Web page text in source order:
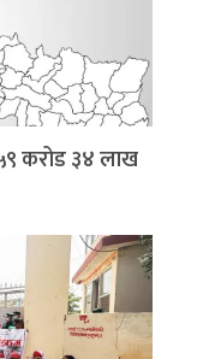
करोड ३४ लाख